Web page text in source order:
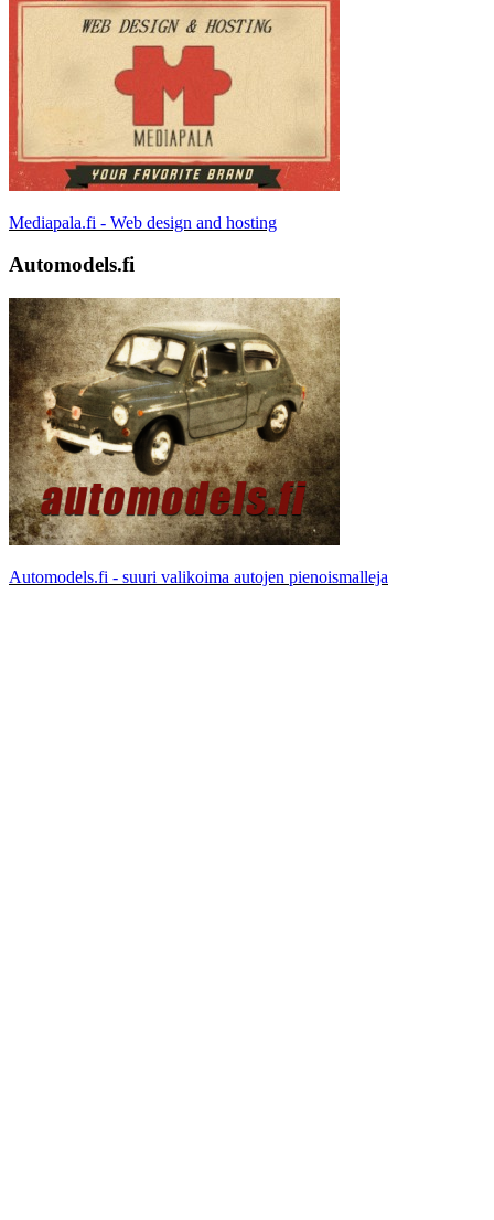
Mediapala.fi - Web design and hosting
Automodels.fi
Automodels.fi - suuri valikoima autojen pienoismalleja